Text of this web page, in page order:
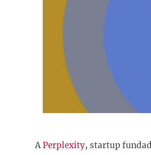
APerplexity, startup